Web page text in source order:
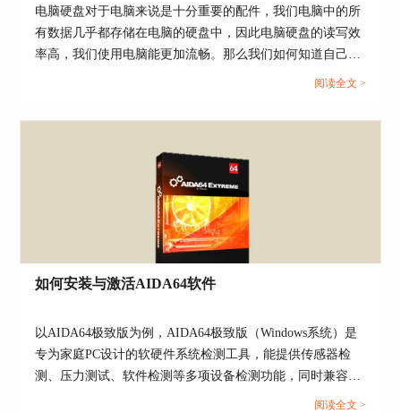
图5：调整文字样式
第三步：点击软件主界面左上角“文件”，点击“设
的“启用Remote Sensor LCD支持”，点击“应用”。
电脑硬盘对于电脑来说是十分重要的配件，我们电脑中的所
有数据几乎都存储在电脑的硬盘中，因此电脑硬盘的读写效
率高，我们使用电脑能更加流畅。那么我们如何知道自己的
硬盘性能究竟如何呢？今天我们就来说一说硬盘检测工具哪
阅读全文 >
如何安装与激活AIDA64软件
以AIDA64极致版为例，AIDA64极致版（Windows系统）是
专为家庭PC设计的软硬件系统检测工具，能提供传感器检
测、压力测试、软件检测等多项设备检测功能，同时兼容32
位和64位的Windows操作系统，能对CPU、系统内存进行更
阅读全文 >